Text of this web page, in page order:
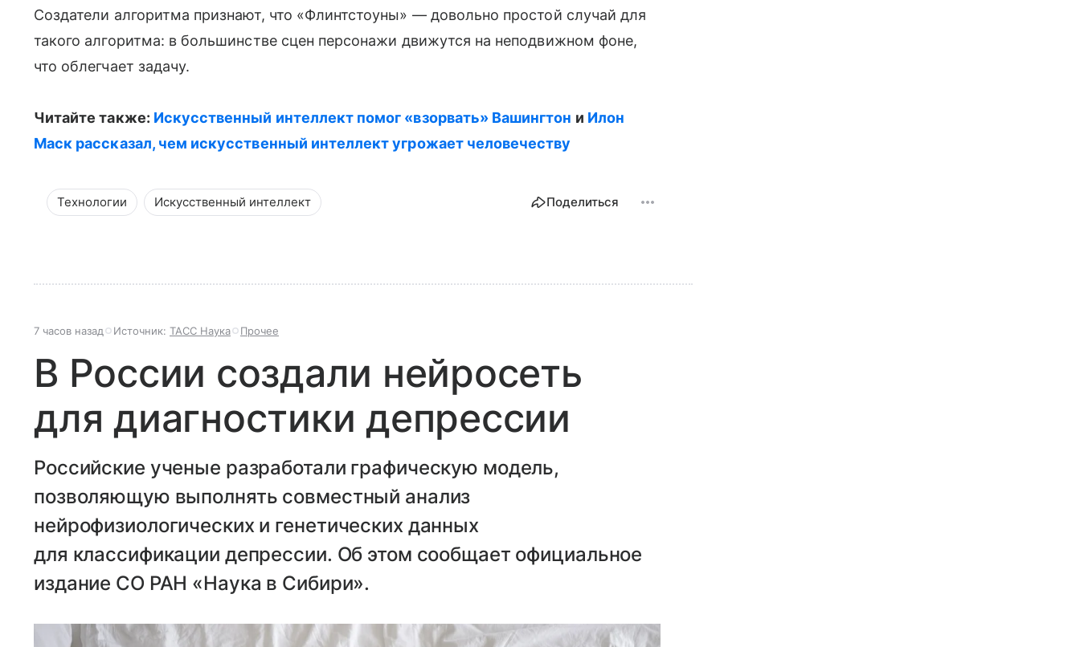
Создатели алгоритма признают, что «Флинтстоуны» — довольно простой случай для
такого алгоритма: в большинстве сцен персонажи движутся на неподвижном фоне,
что облегчает задачу.
Читайте также: Искусственный интеллект помог «взорвать» Вашингтон и Илон
Маск рассказал, чем искусственный интеллект угрожает человечеству
Технологии Искусственный интеллект Поделиться
7 часов назад Источник: ТАСС Наука Прочее
В России создали нейросеть
для диагностики депрессии
Российские ученые разработали графическую модель,
позволяющую выполнять совместный анализ
нейрофизиологических и генетических данных
для классификации депрессии. Об этом сообщает официальное
издание СО РАН «Наука в Сибири».